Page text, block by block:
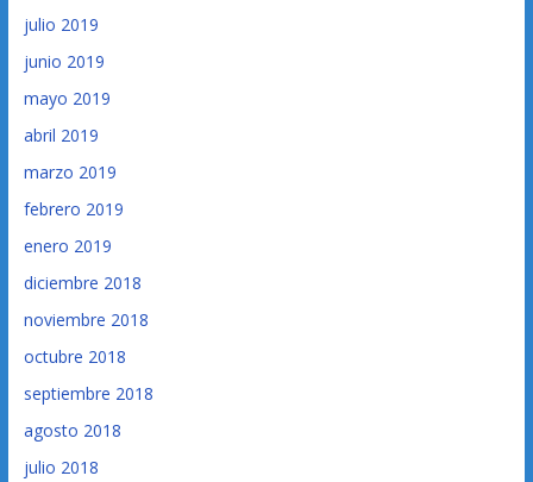
julio 2019
junio 2019
mayo 2019
abril 2019
marzo 2019
febrero 2019
enero 2019
diciembre 2018
noviembre 2018
octubre 2018
septiembre 2018
agosto 2018
julio 2018